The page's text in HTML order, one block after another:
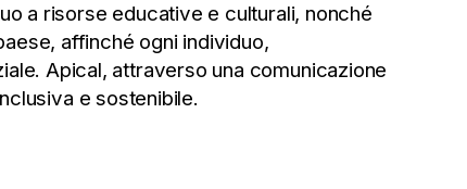
a risorse educative e culturali, nonché
affinché ogni individuo,
Apical, attraverso una comunicazione
e sostenibile.